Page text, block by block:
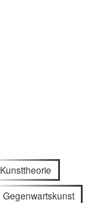
Kunsttheorie
Gegenwartskunst